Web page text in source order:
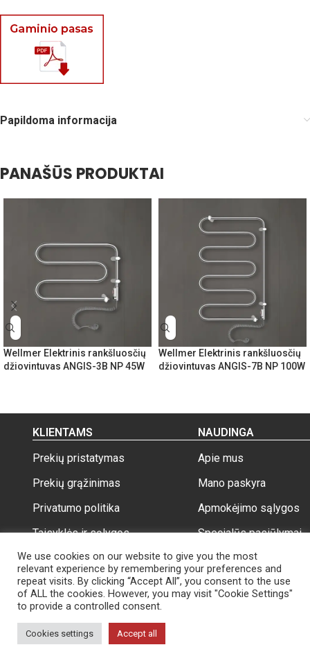
Papildoma informacija
PANAŠŪS PRODUKTAI
Wellmer Elektrinis rankšluosčių
džiovintuvas ANGIS-3B NP 45W
Wellmer Elektrinis rankšluosčių
džiovintuvas ANGIS-7B NP 100W
KLIENTAMS
Prekių pristatymas
Prekių grąžinimas
Privatumo politika
Taisyklės ir sąlygos
NAUDINGA
Apie mus
Mano paskyra
Apmokėjimo sąlygos
Specialūs pasiūlymai
Wellmer.lt Visos teisės saugomos 2026
We use cookies on our website to give you the most
relevant experience by remembering your preferences and
repeat visits. By clicking “Accept All”, you consent to the use
of ALL the cookies. However, you may visit "Cookie Settings"
to provide a controlled consent.
Cookies settings Accept all